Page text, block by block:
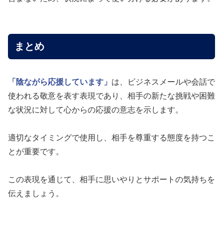
まとめ
「陰ながら応援しています」 は、ビジネスメールや会話で
使われる敬意を表す表現であり、相手の新たな挑戦や困難
な状況に対して心からの応援の意志を示します。
適切なタイミングで使用し、相手を尊重する態度を持つこ
とが重要です。
この表現を通じて、相手に思いやりとサポートの気持ちを
伝えましょう。